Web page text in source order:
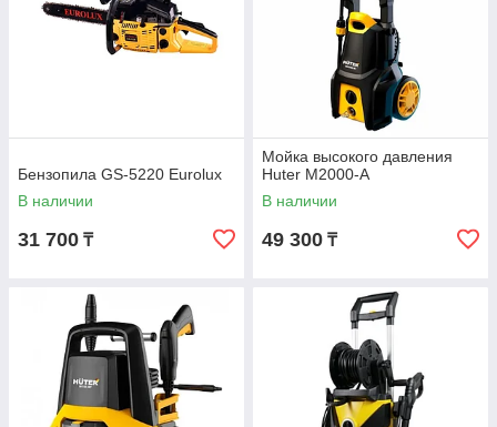
Бензопила GS-5220 Eurolux
В наличии
31 700 ₸
Мойка высокого давления
Huter М2000-А
В наличии
49 300 ₸